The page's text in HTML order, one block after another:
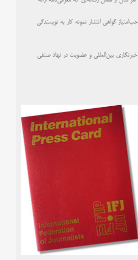
گواهی انتشار نمونه کار به نویسندگی
خبرنگاری بین‌المللی و عضویت در نهاد صنفی